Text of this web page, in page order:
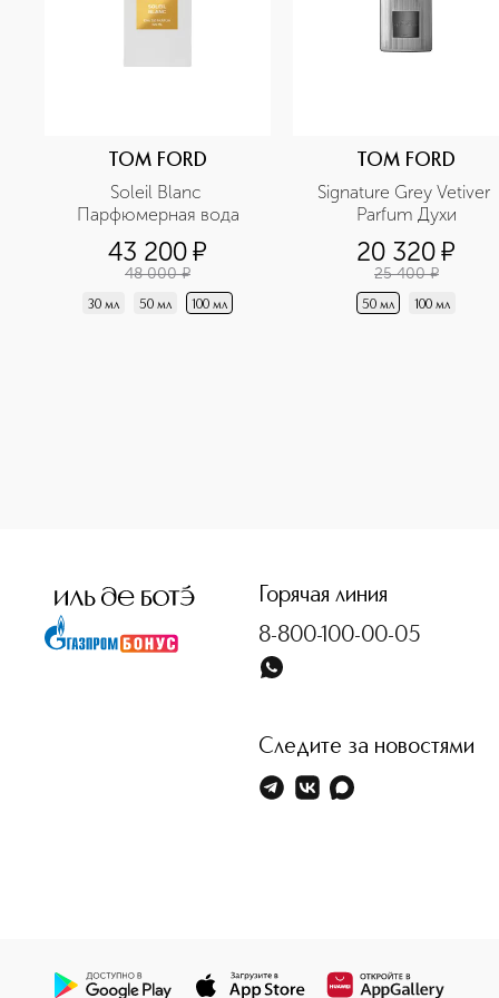
TOM FORD
Soleil Blanc
Парфюмерная вода
43 200¤
48 000 ¤
30 мл 50 мл 100 мл
TOM FORD
Signature Grey Vetiver
Parfum Духи
20 320¤
25 400 ¤
50 мл 100 мл
Горячая линия
8-800-100-00-05
Следите за новостями